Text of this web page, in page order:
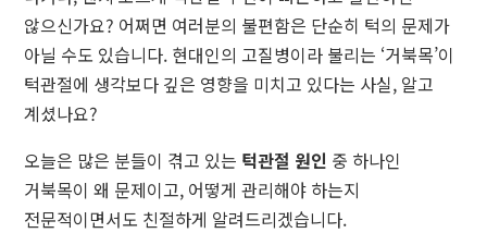
사
공
식
페
이
지
않으신가요? 어쩌면 여러분의 불편함은 단순히 턱의 문제가
아닐 수도 있습니다. 현대인의 고질병이라 불리는 ‘거북목’이
턱관절에 생각보다 깊은 영향을 미치고 있다는 사실, 알고
계셨나요?
오늘은 많은 분들이 겪고 있는 턱관절 원인 중 하나인
거북목이 왜 문제이고, 어떻게 관리해야 하는지
전문적이면서도 친절하게 알려드리겠습니다.